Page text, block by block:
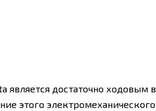
достаточно ходовым
этого